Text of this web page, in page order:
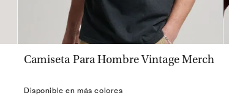
VISTA RÁPIDA
Camiseta Para Hombre Vintage Merch
Disponible en más colores